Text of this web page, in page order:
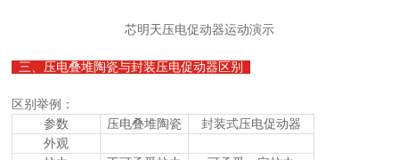
芯明天压电促动器运动演示
三、压电叠堆陶瓷与封装压电促动器区别
区别举例：
参数
压电叠堆陶瓷
封装式压电促动器
外观